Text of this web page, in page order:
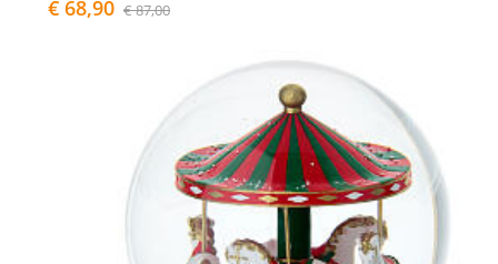
€ 68,90 € 87,00